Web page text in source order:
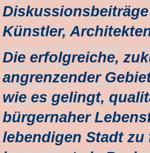
Künstler,
Die erfolgreiche,
angrenzender
wie es gelingt,
bürgernaher
lebendigen Stadt